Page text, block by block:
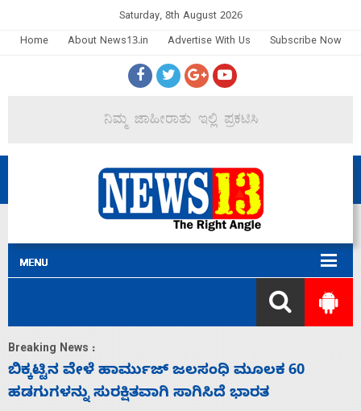
Saturday, 8th August 2026
Home
About News13.in Advertise With Us Subscribe Now
Breaking News :
ನಾಗೇಂದ್ರ ರಾಜೀನಾಮೆ ಕೊಡದಿದ್ದರೆ ಸದನ ನಡೆಸಲು
ಬಿಡೆವು: ಛಲವಾದಿ ನಾರಾಯಣಸ್ವಾಮಿ